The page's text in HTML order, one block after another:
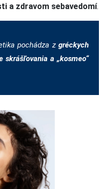
a zdravom sebavedomí.
pochádza z gréckych
skrášľovania a „kosmeo“